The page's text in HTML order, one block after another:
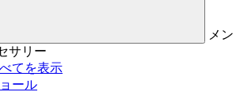
メン
サリー
てを表示
ール